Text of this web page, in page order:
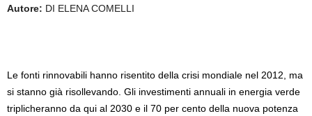
Autore: DI ELENA COMELLI
Le fonti rinnovabili hanno risentito della crisi mondiale nel 2012, ma
si stanno già risollevando. Gli investimenti annuali in energia verde
triplicheranno da qui al 2030 e il 70 per cento della nuova potenza